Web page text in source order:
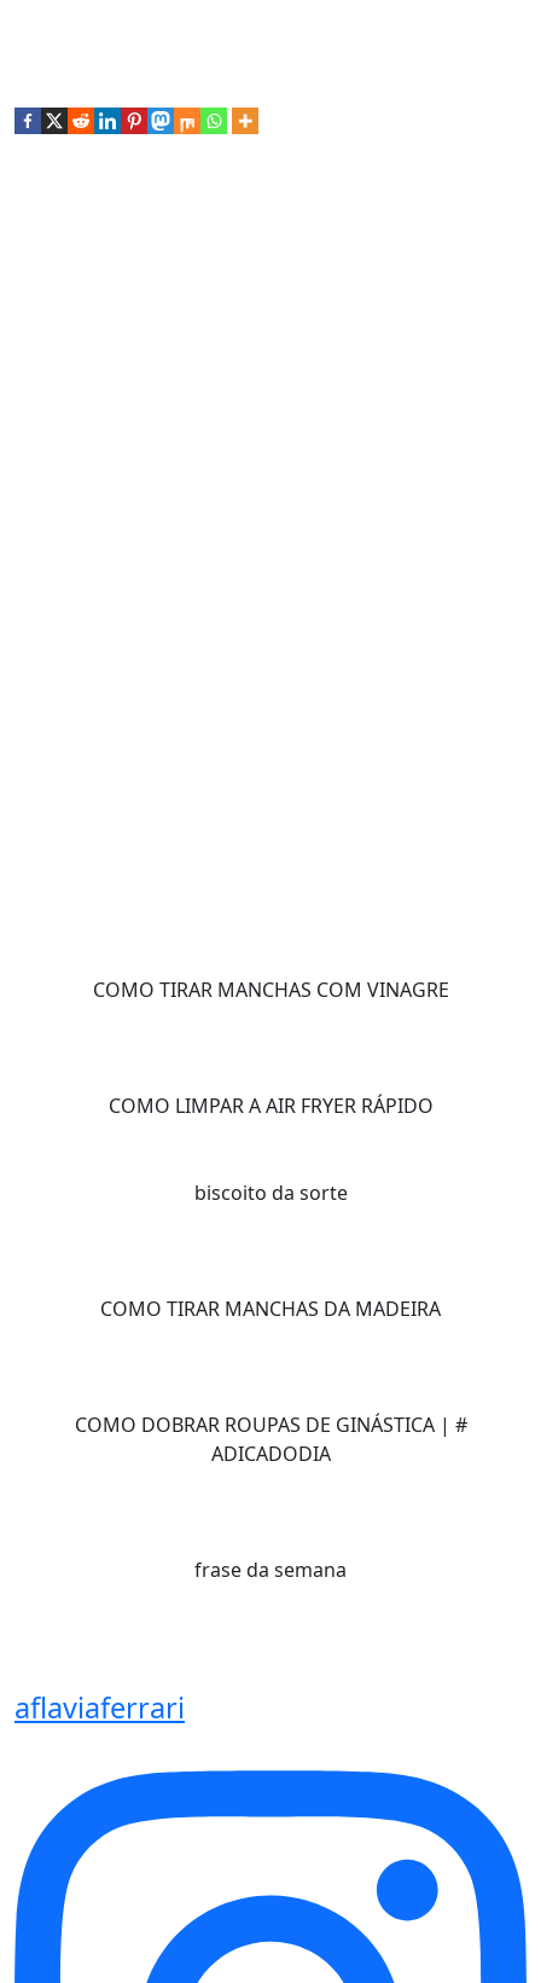
COMO TIRAR MANCHAS COM VINAGRE
COMO LIMPAR A AIR FRYER RÁPIDO
biscoito da sorte
COMO TIRAR MANCHAS DA MADEIRA
COMO DOBRAR ROUPAS DE GINÁSTICA | #
ADICADODIA
frase da semana
aflaviaferrari